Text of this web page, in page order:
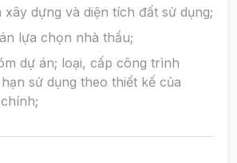
xây dựng và diện tích đất sử dụng;
lựa chọn nhà thầu;
dự án; loại, cấp công trình
sử dụng theo thiết kế của